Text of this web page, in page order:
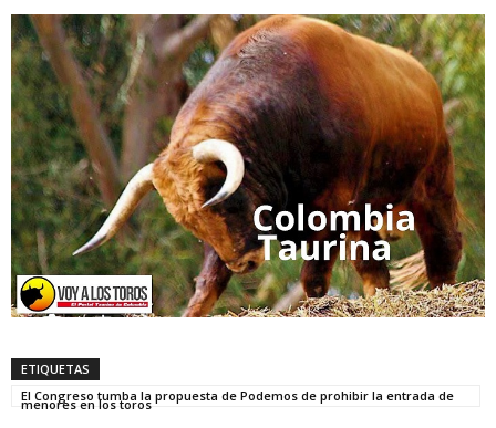
ETIQUETAS
El Congreso tumba la propuesta de Podemos de prohibir la entrada de
menores en los toros